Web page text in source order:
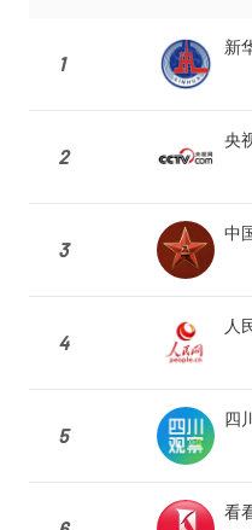
1
新
2
央
3
中
4
人
5
四
看